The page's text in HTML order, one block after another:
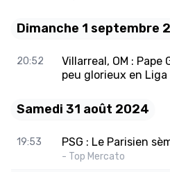
Dimanche 1 septembre
20:52
Villarreal, OM :
peu glorieux en Liga
Samedi 31 août 2024
19:53 PSG : Le Parisien
- Top Mercato